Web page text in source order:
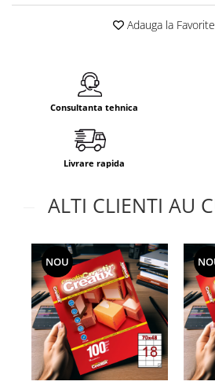
Adauga la Favorite
Consultanta tehnica
Livrare rapida
ALTI CLIENTI AU
NOU